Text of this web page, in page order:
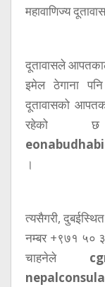
महावाणिज्य
दूतावासले
इमेल ठेगाना
दूतावासको
रहेको
।
त्यसैगरी,
नम्बर +९७१ ५०
चाहनेले